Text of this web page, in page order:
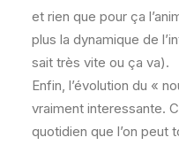
et rien que pour ça
plus la dynamique de
sait très vite ou ça va).
Enfin, l’évolution du «
vraiment interessante.
quotidien que l’on peut